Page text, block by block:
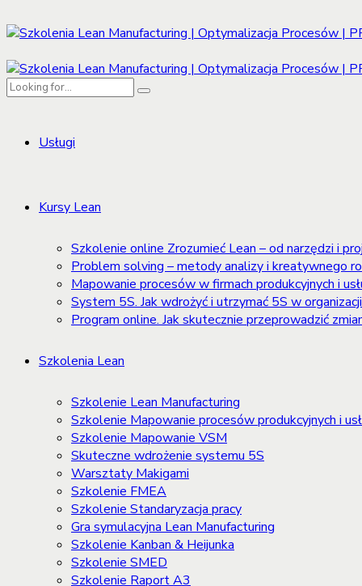
Usługi
Kursy Lean
Szkolenie online Zrozumieć Lean – od narzędzi i
Problem solving – metody analizy i kreatywnego
Mapowanie procesów w firmach produkcyjnych i
System 5S. Jak wdrożyć i utrzymać 5S w
Program online. Jak skutecznie przeprowadzić
Szkolenia Lean
Szkolenie Lean Manufacturing
Szkolenie Mapowanie procesów produkcyjnych i
Szkolenie Mapowanie VSM
Skuteczne wdrożenie systemu 5S
Warsztaty Makigami
Szkolenie FMEA
Szkolenie Standaryzacja pracy
Gra symulacyjna Lean Manufacturing
Szkolenie Kanban & Heijunka
Szkolenie SMED
Szkolenie Raport A3